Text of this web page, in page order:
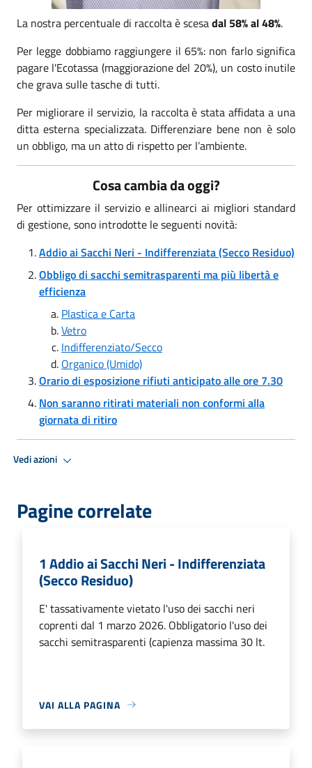
La nostra percentuale di raccolta è scesadal 58% al 48%.
Per legge dobbiamo raggiungere il 65%: non farlo significa
pagare l'Ecotassa (maggiorazione del 20%), un costo inutile
che grava sulle tasche di tutti.
Per migliorare il servizio, la raccolta è stata affidata a una
ditta esterna specializzata. Differenziare bene non è solo
un obbligo, ma un atto di rispetto per l’ambiente.
Cosa cambia da oggi?
Per ottimizzare il servizio e allinearci ai migliori standard
di gestione, sono introdotte le seguenti novità:
Addio ai Sacchi Neri - Indifferenziata (Secco Residuo)
Obbligo di sacchi semitrasparenti ma più libertà e
efficienza
Plastica e Carta
Vetro
Indifferenziato/Secco
Organico (Umido)
Orario di esposizione rifiuti anticipato alle ore 7.30
Non saranno ritirati materiali non conformi alla
giornata di ritiro
Vedi azioni
Pagine correlate
1 Addio ai Sacchi Neri - Indifferenziata
(Secco Residuo)
E' tassativamente vietato l'uso dei sacchi neri
coprenti dal 1 marzo 2026. Obbligatorio l'uso dei
sacchi semitrasparenti (capienza massima 30 lt.
VAI ALLA PAGINA